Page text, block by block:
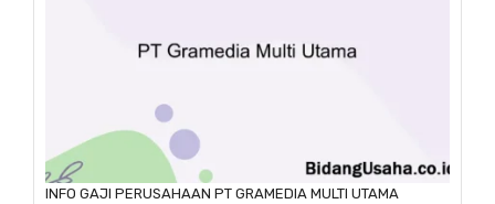
INFO GAJI PERUSAHAAN PT GRAMEDIA MULTI UTAMA